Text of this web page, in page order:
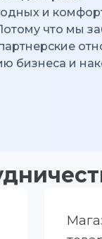
и
что мы
бизнеса и